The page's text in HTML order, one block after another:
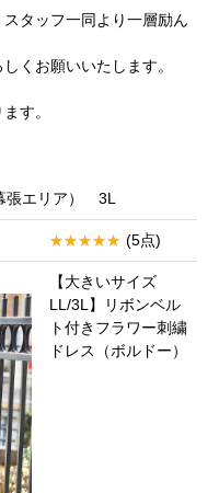
タッフ一同より一層励ん
くお願いいたします。
す。
エリア） 3L
(5点)
【大きいサイズ
LL/3L】リボンベル
ト付きフラワー刺繍
ドレス（ボルドー）